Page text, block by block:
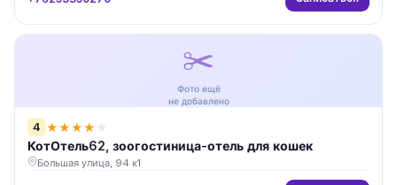
✂️
Фото ещё
не добавлено
4 ★★★★ ★
КотОтель62, зоогостиница-отель для кошек
Большая улица, 94 к1